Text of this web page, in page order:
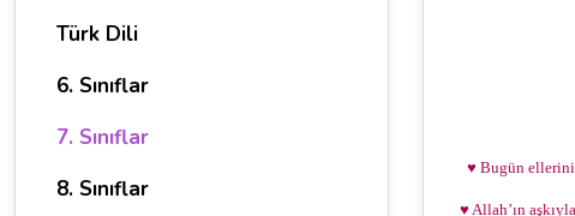
Türk Dili
6. Sınıflar
7. Sınıflar
8. Sınıflar
♥ Bugün
♥ Allah’ın